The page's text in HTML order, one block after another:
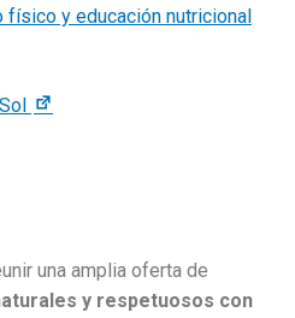
físico y educación nutricional
una amplia oferta de
y respetuosos con